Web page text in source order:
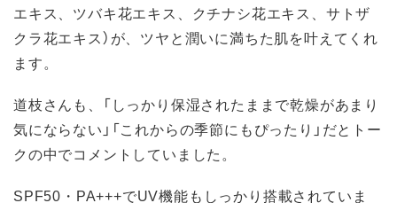
エキス、ツバキ花エキス、クチナシ花エキス、サトザ
クラ花エキス）が、ツヤと潤いに満ちた肌を叶えてくれ
ます。
道枝さんも、「しっかり保湿されたままで乾燥があまり
気にならない」「これからの季節にもぴったり」だとトー
クの中でコメントしていました。
SPF50・PA+++でUV機能もしっかり搭載されていま